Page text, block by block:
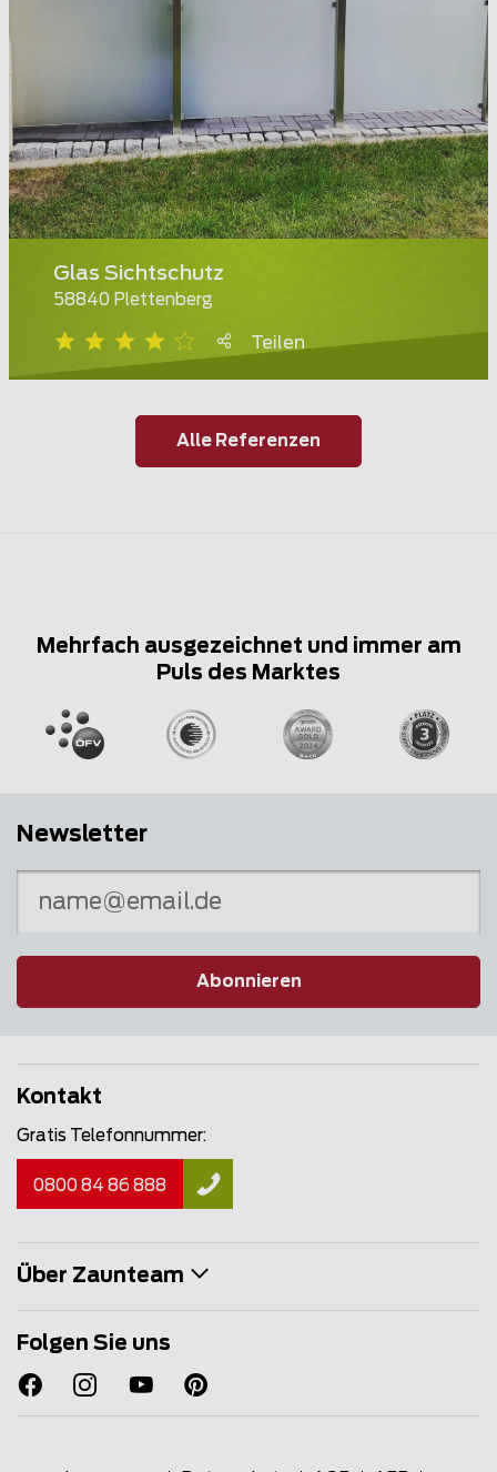
Glas Sichtschutz
58840 Plettenberg
Teilen
Alle Referenzen
Mehrfach ausgezeichnet und immer am
Puls des Marktes
Newsletter
Abonnieren
Kontakt
Gratis Telefonnummer:
0800 84 86 888
Über Zaunteam
Folgen Sie uns